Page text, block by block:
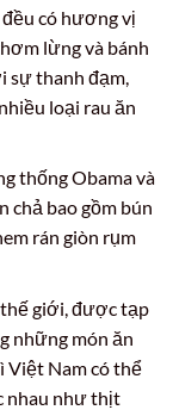
có hương vị
lừng và bánh
sự thanh đạm,
loại rau ăn
thống Obama và
chả bao gồm bún
rán giòn rụm
giới, được tạp
những món ăn
Việt Nam có thể
nhau như thịt